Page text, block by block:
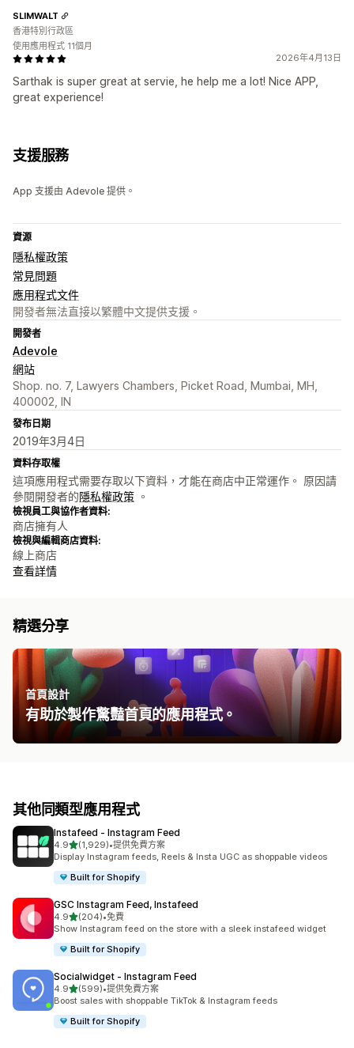
2026年4月13日
Sarthak is super great at servie, he help me a lot! Nice APP,
great experience!
SLIMWALT
香港特別行政區
使用應用程式 11個月
支援服務
App 支援由 Adevole 提供。
資源
隱私權政策
常見問題
應用程式文件
開發者無法直接以繁體中文提供支援。
開發者
Adevole
網站
Shop. no. 7, Lawyers Chambers, Picket Road, Mumbai, MH,
400002, IN
發布日期
2019年3月4日
資料存取權
這項應用程式需要存取以下資料，才能在商店中正常運作。 原因請
參閱開發者的隱私權政策 。
檢視員工與協作者資料:
商店擁有人
檢視與編輯商店資料:
線上商店
查看詳情
精選分享
首頁設計
有助於製作驚豔首頁的應用程式。
其他同類型應用程式
Instafeed ‑ Instagram Feed
4.9滿分 5 顆星
(1,929)
共有 1929 則評價
•提供免費方案
Display Instagram feeds, Reels & Insta UGC as shoppable videos
Built for Shopify
GSC Instagram Feed, Instafeed
4.9滿分 5 顆星
(204)
共有 204 則評價
•免費
Show Instagram feed on the store with a sleek instafeed widget
Built for Shopify
Socialwidget ‑ Instagram Feed
4.9滿分 5 顆星
(599)
共有 599 則評價
•提供免費方案
Boost sales with shoppable TikTok & Instagram feeds
Built for Shopify